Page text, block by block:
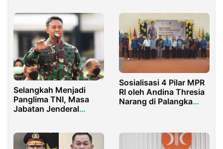
Selangkah Menjadi
Panglima TNI, Masa
Jabatan Jenderal
Sosialisasi 4 Pilar MPR
RI oleh Andina Thresia
Narang di Palangka